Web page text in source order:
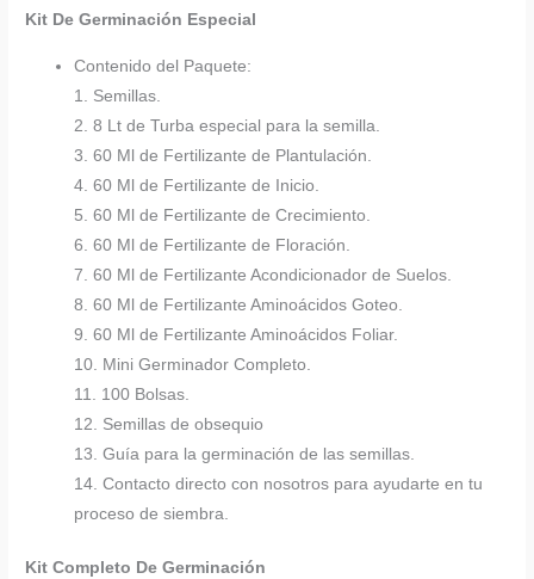
Kit De Germinación Especial
Contenido del Paquete:
1. Semillas.
2. 8 Lt de Turba especial para la semilla.
3. 60 Ml de Fertilizante de Plantulación.
4. 60 Ml de Fertilizante de Inicio.
5. 60 Ml de Fertilizante de Crecimiento.
6. 60 Ml de Fertilizante de Floración.
7. 60 Ml de Fertilizante Acondicionador de Suelos.
8. 60 Ml de Fertilizante Aminoácidos Goteo.
9. 60 Ml de Fertilizante Aminoácidos Foliar.
10. Mini Germinador Completo.
11. 100 Bolsas.
12. Semillas de obsequio
13. Guía para la germinación de las semillas.
14. Contacto directo con nosotros para ayudarte en tu
proceso de siembra.
Kit Completo De Germinación